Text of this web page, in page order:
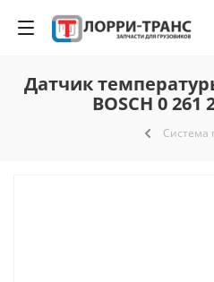
Датчик
BOSCH 0 261
Система